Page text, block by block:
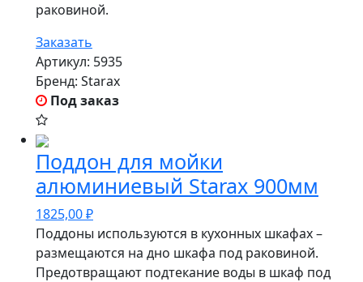
раковиной.
Заказать
Артикул: 5935
Бренд: Starax
Под заказ
Поддон для мойки
алюминиевый Starax 900мм
1825,00₽
Поддоны используются в кухонных шкафах –
размещаются на дно шкафа под раковиной.
Предотвращают подтекание воды в шкаф под